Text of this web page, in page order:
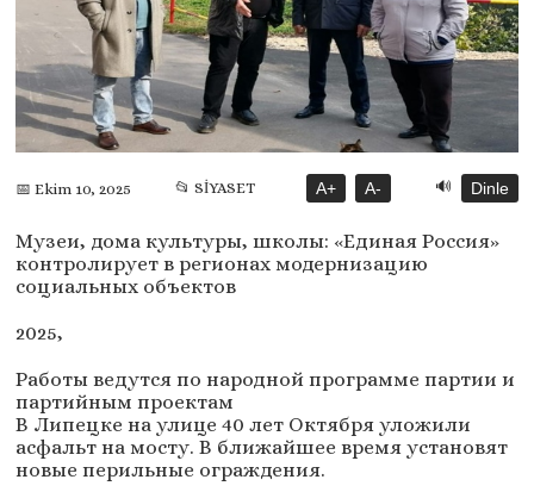
📅 Ekim 10, 2025 📂 SİYASET A+ A- 🔊 Dinle
Музеи, дома культуры, школы: «Единая Россия»
контролирует в регионах модернизацию
социальных объектов
2025,
Работы ведутся по народной программе партии и
партийным проектам
В Липецке на улице 40 лет Октября уложили
асфальт на мосту. В ближайшее время установят
новые перильные ограждения.